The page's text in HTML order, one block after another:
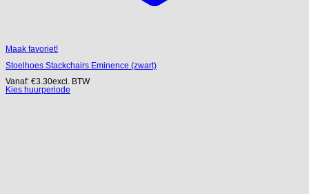
Maak favoriet!
Stoelhoes Stackchairs Eminence (zwart)
Vanaf: €3.30excl. BTW
Kies huurperiode